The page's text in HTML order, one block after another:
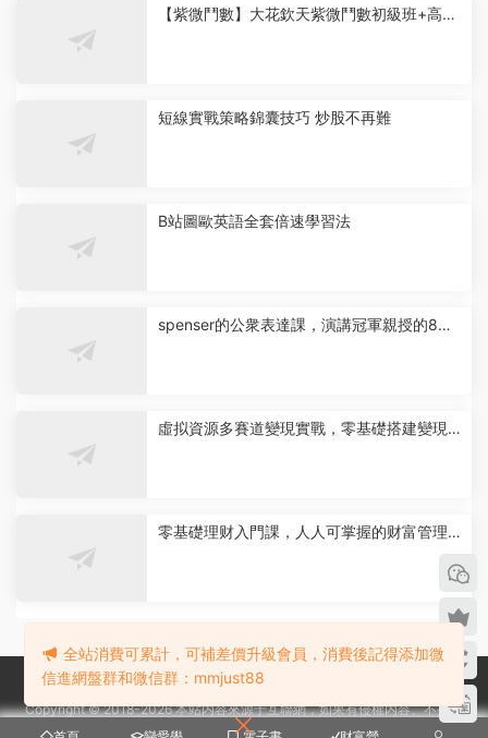
【紫微鬥數】大花欽天紫微鬥數初級班+高級
短線實戰策略錦囊技巧 炒股不再難
B站圖歐英語全套倍速學習法
spenser的公衆表達課，演講冠軍親授的8節
虛拟資源多賽道變現實戰，零基礎搭建變現矩
零基礎理财入門課，人人可掌握的财富管理指
Copyright © 2018-2026 本站内容來源于互聯網，如果有侵權内容、不妥之
處，請第一時間聯系我們删除。敬請諒解! 微信：mmjust88
全站消費可累計，可補差價升級會員，消費後記得添加微
信進網盤群和微信群：mmjust88